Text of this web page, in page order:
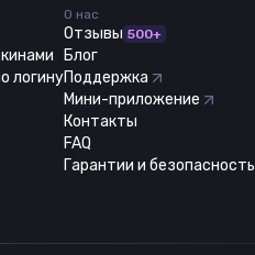
логину
О нас
Отзывы 500+
Блог
Поддержка
Мини-приложение
Контакты
FAQ
Гарантии и безопасность